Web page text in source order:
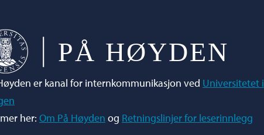
er kanal for internkommunikasjon ved Universitetet i
her: Om På Høyden og Retningslinjer for leserinnlegg